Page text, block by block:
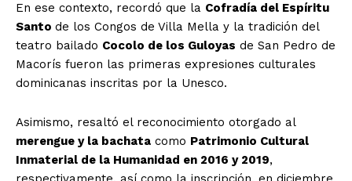
En ese contexto, recordó que la Cofradía del Espíritu
Santo de los Congos de Villa Mella y la tradición del
teatro bailado Cocolo de los Guloyas de San Pedro de
Macorís fueron las primeras expresiones culturales
dominicanas inscritas por la Unesco.
Asimismo, resaltó el reconocimiento otorgado al
merengue y la bachata como Patrimonio Cultural
Inmaterial de la Humanidad en 2016 y 2019,